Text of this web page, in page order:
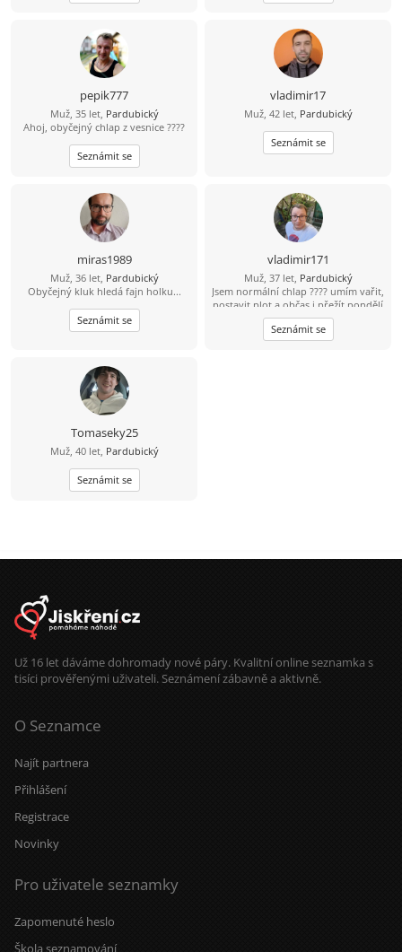
pepik777
Muž, 35 let, Pardubický
Ahoj, obyčejný chlap z vesnice ????
Seznámit se
vladimir17
Muž, 42 let, Pardubický
Seznámit se
miras1989
Muž, 36 let, Pardubický
Obyčejný kluk hledá fajn holku...
Seznámit se
vladimir171
Muž, 37 let, Pardubický
Jsem normální chlap ???? umím vařit,
postavit plot a občas i přežít pondělí
????
Seznámit se
Tomaseky25
Muž, 40 let, Pardubický
Seznámit se
Už 16 let dáváme dohromady nové páry. Kvalitní online seznamka s
tisíci prověřenými uživateli. Seznámení zábavně a aktivně.
O Seznamce
Najít partnera
Přihlášení
Registrace
Novinky
Pro uživatele seznamky
Zapomenuté heslo